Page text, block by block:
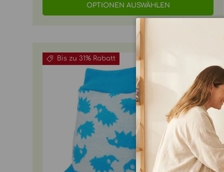
OPTIONEN AUSWÄHLEN
Bis zu 31% Rabatt